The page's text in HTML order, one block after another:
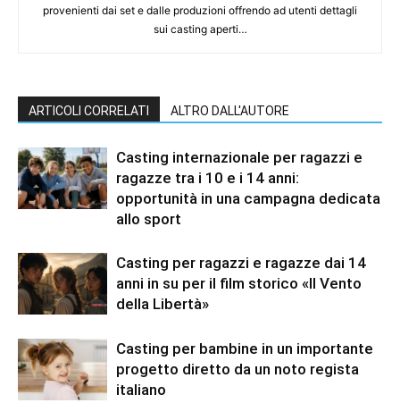
provenienti dai set e dalle produzioni offrendo ad utenti dettagli
sui casting aperti…
ARTICOLI CORRELATI ALTRO DALL'AUTORE
Casting internazionale per ragazzi e
ragazze tra i 10 e i 14 anni:
opportunità in una campagna dedicata
allo sport
Casting per ragazzi e ragazze dai 14
anni in su per il film storico «Il Vento
della Libertà»
Casting per bambine in un importante
progetto diretto da un noto regista
italiano